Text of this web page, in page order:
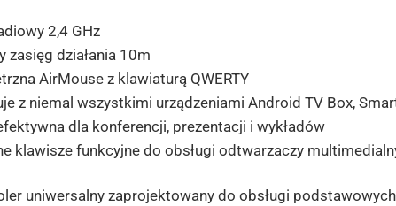
2,4 GHz
zasięg działania 10m
AirMouse z klawiaturą QWERTY
z niemal wszystkimi urządzeniami Android TV Box,
dla konferencji, prezentacji i wykładów
klawisze funkcyjne do obsługi odtwarzaczy
uniwersalny zaprojektowany do obsługi